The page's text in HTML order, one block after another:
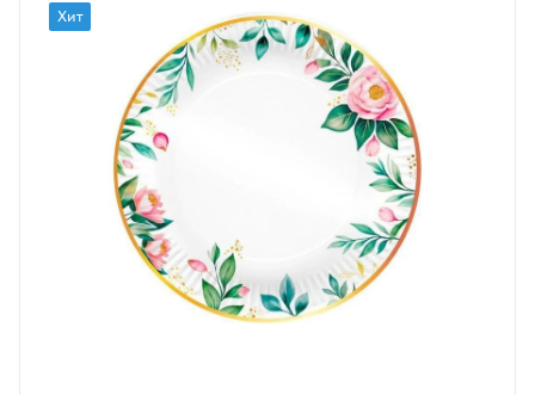
Хит